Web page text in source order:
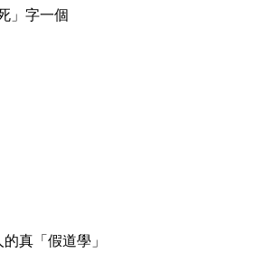
」字一個
真「假道學」